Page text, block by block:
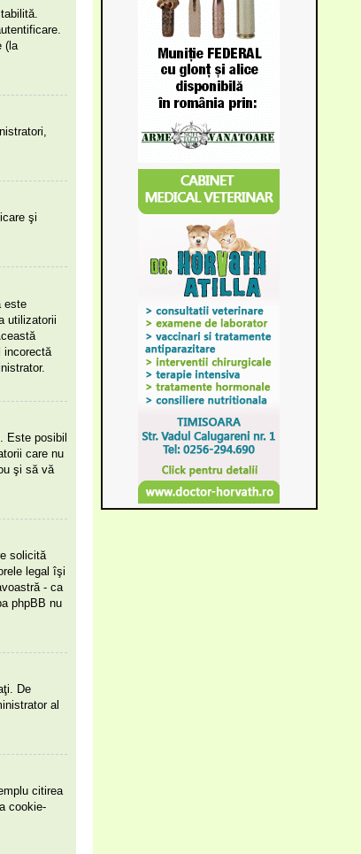
(la
şi
este
utilizatorii
incorectă
Este posibil
care nu
şi să vă
solicită
legal îşi
- ca
phpBB nu
De
al
citirea
cookie-